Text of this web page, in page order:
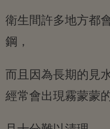
衛生間許多地方都
鋼，
而且因為長期的見
經常會出現霧蒙蒙